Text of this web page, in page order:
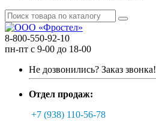
8-800-550-92-10
пн-пт с 9-00 до 18-00
Не дозвонились? Заказ звонка!
Отдел продаж:
+7 (938) 110-56-78